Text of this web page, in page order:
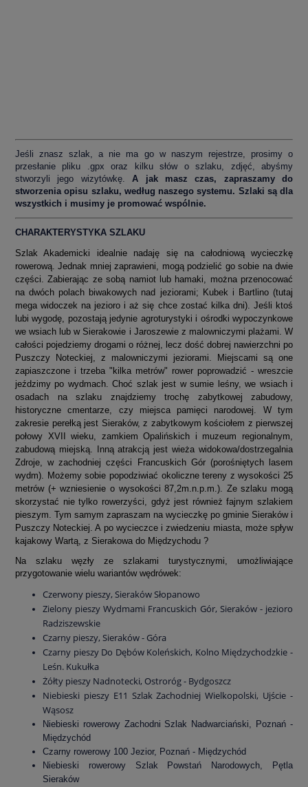
Jeśli znasz szlak, a nie ma go w naszym rejestrze, prosimy o
przesłanie pliku .gpx oraz kilku słów o szlaku, zdjęć, abyśmy
stworzyli jego wizytówkę. A jak masz czas, zapraszamy do
stworzenia opisu szlaku, według naszego systemu. Szlaki są dla
wszystkich i musimy je promować wspólnie.
CHARAKTERYSTYKA SZLAKU
Szlak Akademicki idealnie nadaję się na całodniową wycieczkę
rowerową. Jednak mniej zaprawieni, mogą podzielić go sobie na dwie
części. Zabierając ze sobą namiot lub hamaki, można przenocować
na dwóch polach biwakowych nad jeziorami; Kubek i Bartlino (tutaj
mega widoczek na jezioro i aż się chce zostać kilka dni). Jeśli ktoś
lubi wygodę, pozostają jedynie agroturystyki i ośrodki wypoczynkowe
we wsiach lub w Sierakowie i Jaroszewie z malowniczymi plażami. W
całości pojedziemy drogami o różnej, lecz dość dobrej nawierzchni po
Puszczy Noteckiej, z malowniczymi jeziorami. Miejscami są one
zapiaszczone i trzeba "kilka metrów" rower poprowadzić - wreszcie
jeździmy po wydmach. Choć szlak jest w sumie leśny, we wsiach i
osadach na szlaku znajdziemy trochę zabytkowej zabudowy,
historyczne cmentarze, czy miejsca pamięci narodowej. W tym
zakresie perełką jest Sieraków, z zabytkowym kościołem z pierwszej
połowy XVII wieku, zamkiem Opalińskich i muzeum regionalnym,
zabudową miejską. Inną atrakcją jest wieża widokowa/dostrzegalnia
Zdroje, w zachodniej części Francuskich Gór (porośniętych lasem
wydm). Możemy sobie popodziwiać okoliczne tereny z wysokości 25
metrów (+ wzniesienie o wysokości 87,2m.n.p.m.). Ze szlaku mogą
skorzystać nie tylko rowerzyści, gdyż jest również fajnym szlakiem
pieszym. Tym samym zapraszam na wycieczkę po gminie Sieraków i
Puszczy Noteckiej. A po wycieczce i zwiedzeniu miasta, może spływ
kajakowy Wartą, z Sierakowa do Międzychodu ?
Na szlaku węzły ze szlakami turystycznymi, umożliwiające
przygotowanie wielu wariantów wędrówek:
Czerwony pieszy, Sieraków Słopanowo
Zielony pieszy Wydmami Francuskich Gór, Sieraków - jezioro
Radziszewskie
Czarny pieszy, Sieraków - Góra
Czarny pieszy Do Dębów Koleńskich, Kolno Międzychodzkie -
Leśn. Kukułka
Żółty pieszy Nadnotecki, Ostroróg - Bydgoszcz
Niebieski pieszy E11 Szlak Zachodniej Wielkopolski, Ujście -
Wąsosz
Niebieski rowerowy Zachodni Szlak Nadwarciański, Poznań -
Międzychód
Czarny rowerowy 100 Jezior, Poznań - Międzychód
Niebieski rowerowy Szlak Powstań Narodowych, Pętla
Sieraków